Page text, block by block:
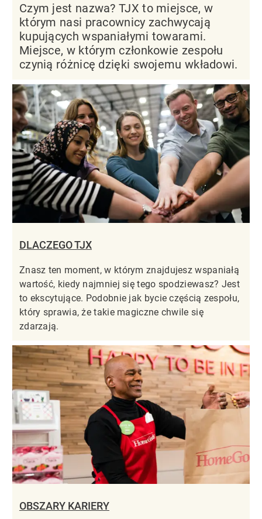
Czym jest nazwa? TJX to miejsce, w
którym nasi pracownicy zachwycają
kupujących wspaniałymi towarami.
Miejsce, w którym członkowie zespołu
czynią różnicę dzięki swojemu wkładowi.
DLACZEGO TJX
Znasz ten moment, w którym znajdujesz wspaniałą
wartość, kiedy najmniej się tego spodziewasz? Jest
to ekscytujące. Podobnie jak bycie częścią zespołu,
który sprawia, że takie magiczne chwile się
zdarzają.
OBSZARY KARIERY